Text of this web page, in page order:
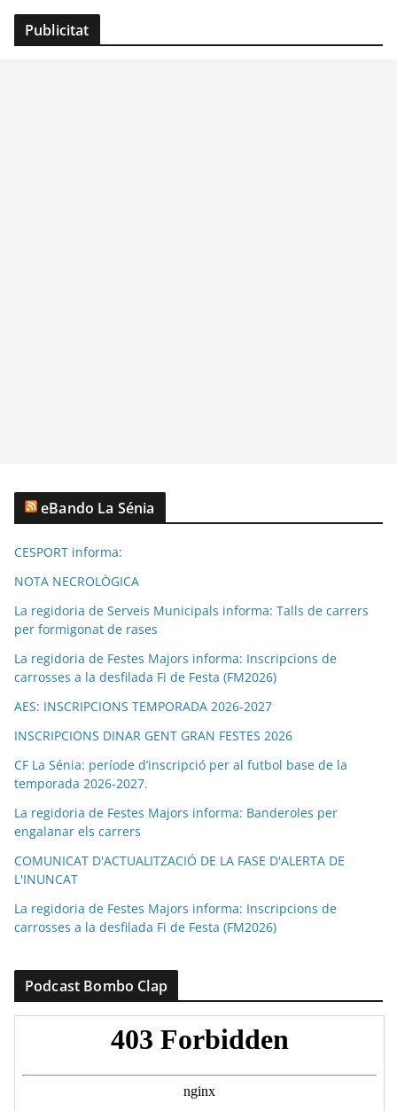
Publicitat
eBando La Sénia
CESPORT informa:
NOTA NECROLÒGICA
La regidoria de Serveis Municipals informa: Talls de carrers
per formigonat de rases
La regidoria de Festes Majors informa: Inscripcions de
carrosses a la desfilada Fi de Festa (FM2026)
AES: INSCRIPCIONS TEMPORADA 2026-2027
INSCRIPCIONS DINAR GENT GRAN FESTES 2026
CF La Sénia: període d’inscripció per al futbol base de la
temporada 2026-2027.
La regidoria de Festes Majors informa: Banderoles per
engalanar els carrers
COMUNICAT D'ACTUALITZACIÓ DE LA FASE D'ALERTA DE
L'INUNCAT
La regidoria de Festes Majors informa: Inscripcions de
carrosses a la desfilada Fi de Festa (FM2026)
Podcast Bombo Clap